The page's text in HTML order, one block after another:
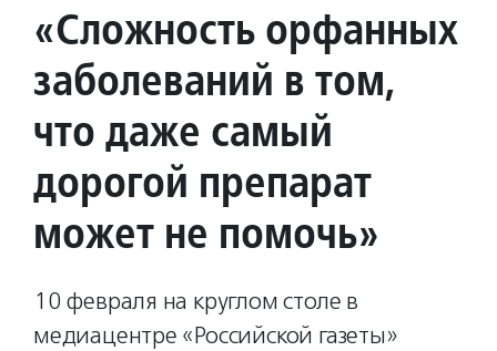
«Сложность орфанных
заболеваний в том,
что даже самый
дорогой препарат
может не помочь»
10 февраля на круглом столе в
медиацентре «Российской газеты»